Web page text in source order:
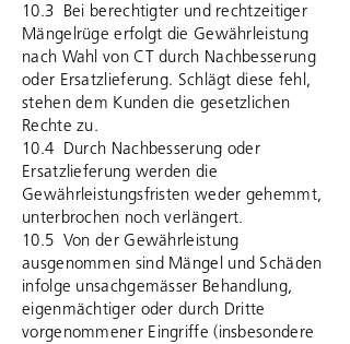
10.3 Bei berechtigter und rechtzeitiger
Mängelrüge erfolgt die Gewährleistung
nach Wahl von CT durch Nachbesserung
oder Ersatzlieferung. Schlägt diese fehl,
stehen dem Kunden die gesetzlichen
Rechte zu.
10.4 Durch Nachbesserung oder
Ersatzlieferung werden die
Gewährleistungsfristen weder gehemmt,
unterbrochen noch verlängert.
10.5 Von der Gewährleistung
ausgenommen sind Mängel und Schäden
infolge unsachgemässer Behandlung,
eigenmächtiger oder durch Dritte
vorgenommener Eingriffe (insbesondere